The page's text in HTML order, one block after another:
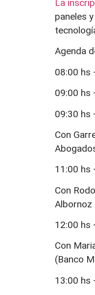
La
paneles
Agenda
08:00 hs
09:00 hs
09:30 hs
Con
11:00 hs
Con
Albornoz
12:00 hs
Con
(Banco
13:00 hs